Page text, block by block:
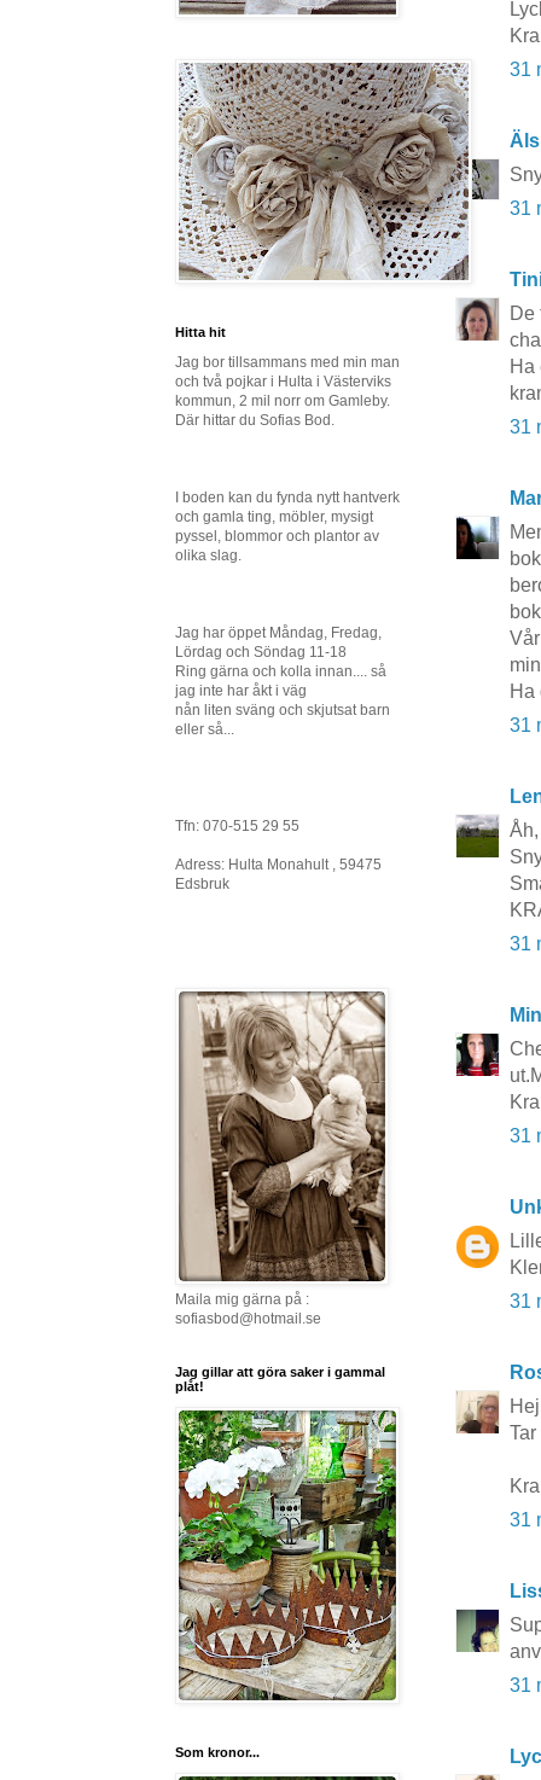
31
31
De
Ha
31
Ha
31
31
31
31
31
31
Hitta hit
Jag bor tillsammans med min man
och två pojkar i Hulta i Västerviks
kommun, 2 mil norr om Gamleby.
Där hittar du Sofias Bod.
I boden kan du fynda nytt hantverk
och gamla ting, möbler, mysigt
pyssel, blommor och plantor av
olika slag.
Jag har öppet Måndag, Fredag,
Lördag och Söndag 11-18
Ring gärna och kolla innan.... så
jag inte har åkt i väg
nån liten sväng och skjutsat barn
eller så...
Tfn: 070-515 29 55
Adress: Hulta Monahult , 59475
Edsbruk
Maila mig gärna på :
sofiasbod@hotmail.se
Jag gillar att göra saker i gammal
plåt!
Som kronor...